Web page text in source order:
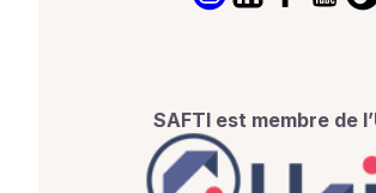
SAFTI est membre de